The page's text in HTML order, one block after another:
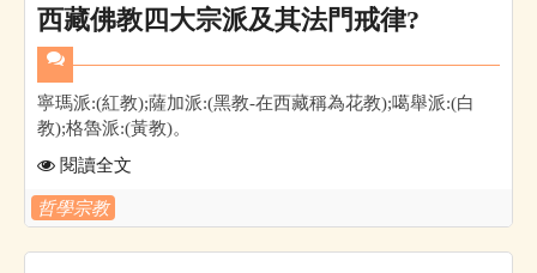
西藏佛教四大宗派及其法門戒律?
寧瑪派:(紅教);薩加派:(黑教-在西藏稱為花教);噶舉派:(白
教);格魯派:(黃教)。
閱讀全文
哲學宗教